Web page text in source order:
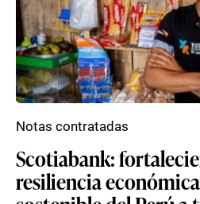
Scotiabank:
resiliencia
Notas contratadas